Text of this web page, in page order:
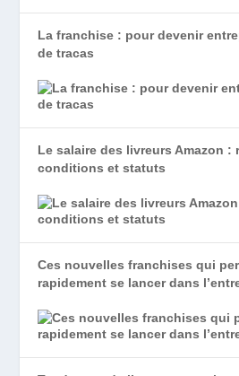
La franchise : pour devenir
de tracas
Le salaire des livreurs Amazon :
conditions et statuts
Ces nouvelles franchises qui
rapidement se lancer dans